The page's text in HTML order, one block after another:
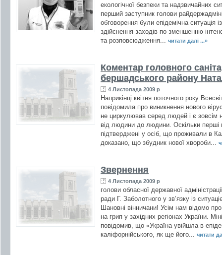
екологічної безпеки та надзвичайних
перший заступник голови
обговорення були епідемічна ситуація
здійснення заходів по зменшенню
та розповсюдження...
читати далі ...»
Коментар головного
бершадського району
4 Листопада 2009 р
Наприкінці квітня поточного року
повідомила про виникнення нового
не циркулював серед людей і є зовсім
від людини до людини. Оскільки
підтверджені у осіб, що проживали в
доказано, що збудник нової хвороби...
Звернення
4 Листопада 2009 р
голови обласної державної
ради Г. Заболотного у зв’язку із
Шановні вінничани! Усім нам відомо
на грип у західних регіонах України.
повідомив, що «Україна увійшла в
каліфорнійського, як ще його...
читати